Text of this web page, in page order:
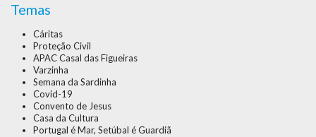
Temas
Cáritas
Proteção Civil
APAC Casal das Figueiras
Varzinha
Semana da Sardinha
Covid-19
Convento de Jesus
Casa da Cultura
Portugal é Mar, Setúbal é Guardiã